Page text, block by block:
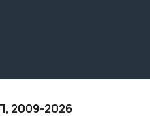
2009-2026